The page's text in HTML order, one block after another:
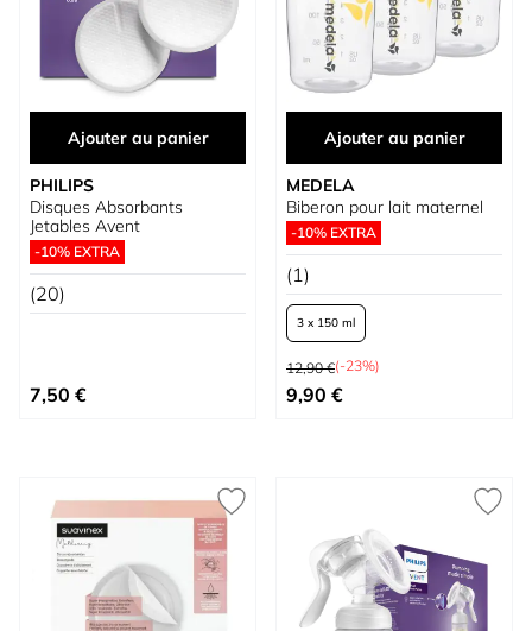
Ajouter au panier
PHILIPS
Disques Absorbants
Jetables Avent
-10% EXTRA
(20)
7,50 €
Ajouter au panier
MEDELA
Biberon pour lait maternel
-10% EXTRA
(1)
3 x 150 ml
Prix normal
12,90 €(-23%)
À partir de
9,90 €